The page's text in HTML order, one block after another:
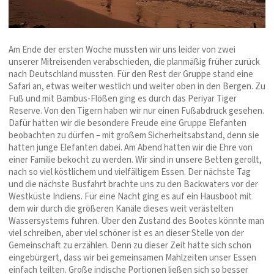
Am Ende der ersten Woche mussten wir uns leider von zwei
unserer Mitreisenden verabschieden, die planmäßig früher zurück
nach Deutschland mussten. Für den Rest der Gruppe stand eine
Safari an, etwas weiter westlich und weiter oben in den Bergen. Zu
Fuß und mit Bambus-Flößen ging es durch das Periyar Tiger
Reserve. Von den Tigern haben wir nur einen Fußabdruck gesehen.
Dafür hatten wir die besondere Freude eine Gruppe Elefanten
beobachten zu dürfen – mit großem Sicherheitsabstand, denn sie
hatten junge Elefanten dabei. Am Abend hatten wir die Ehre von
einer Familie bekocht zu werden. Wir sind in unsere Betten gerollt,
nach so viel köstlichem und vielfältigem Essen. Der nächste Tag
und die nächste Busfahrt brachte uns zu den Backwaters vor der
Westküste Indiens. Für eine Nacht ging es auf ein Hausboot mit
dem wir durch die größeren Kanäle dieses weit verästelten
Wassersystems fuhren. Über den Zustand des Bootes könnte man
viel schreiben, aber viel schöner ist es an dieser Stelle von der
Gemeinschaft zu erzählen. Denn zu dieser Zeit hatte sich schon
eingebürgert, dass wir bei gemeinsamen Mahlzeiten unser Essen
einfach teilten. Große indische Portionen ließen sich so besser